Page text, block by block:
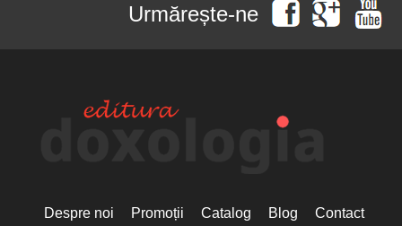
Urmărește-ne
Despre noi Promoții Catalog Blog Contact